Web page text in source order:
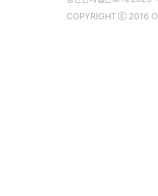
COPYRIGHT ⓒ 2016